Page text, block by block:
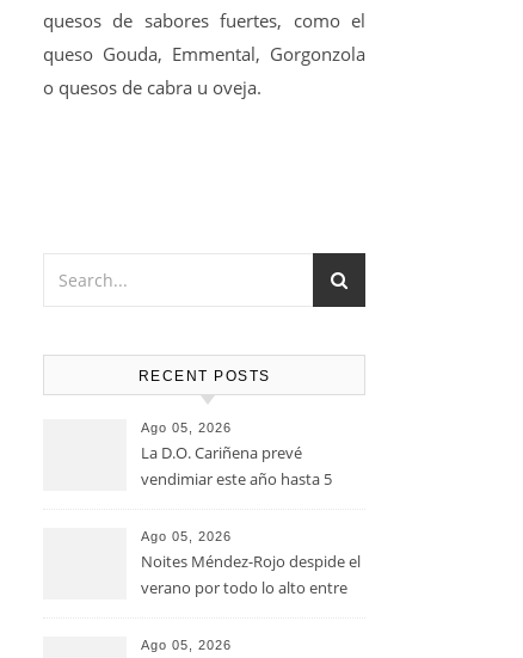
quesos de sabores fuertes, como el
queso Gouda, Emmental, Gorgonzola
o quesos de cabra u oveja.
RECENT POSTS
Ago 05, 2026
La D.O. Cariñena prevé
vendimiar este año hasta 5
que en 2025
Ago 05, 2026
Noites Méndez-Rojo despide el
verano por todo lo alto entre
Ago 05, 2026